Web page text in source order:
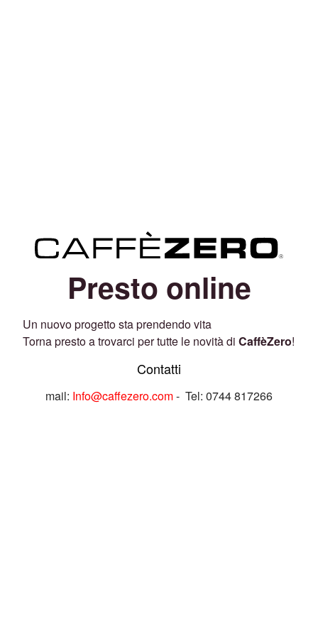
Presto online
Un nuovo progetto sta prendendo vita
Torna presto a trovarci per tutte le novità di CaffèZero!
Contatti
mail: Info@caffezero.com- Tel: 0744 817266